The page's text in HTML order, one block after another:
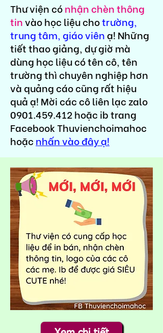
Thư viện cónhận chèn thông
tinvào học liệu chotrường,
trung tâm, giáo viênạ! Những
tiết thao giảng, dự giờ mà
dùng học liệu có tên cô, tên
trường thì chuyên nghiệp hơn
và quảng cáo cũng rất hiệu
quả ạ! Mời các cô liên lạc zalo
0901.459.412 hoặc ib trang
Facebook Thuvienchoimahoc
hoặc nhấn vào đây ạ!